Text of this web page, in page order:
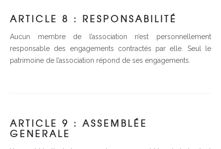
ARTICLE 8 : RESPONSABILITÉ
Aucun membre de l’association n’est personnellement
responsable des engagements contractés par elle. Seul le
patrimoine de l’association répond de ses engagements.
ARTICLE 9 : ASSEMBLÉE
GENERALE